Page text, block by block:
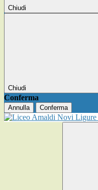
Chiudi
Chiudi
Conferma
Annulla Conferma